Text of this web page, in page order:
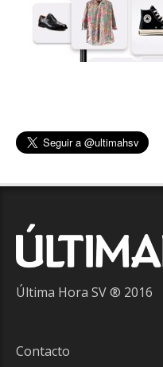
Última Hora SV ® 2016
Contacto